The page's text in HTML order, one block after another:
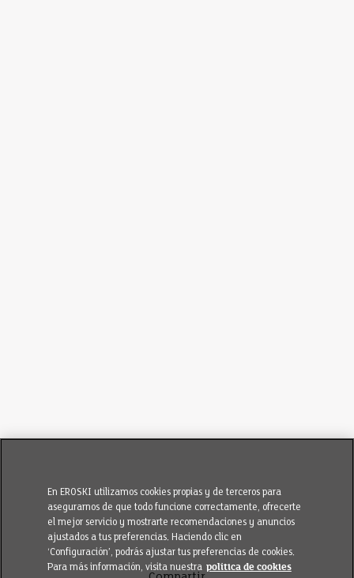
En EROSKI utilizamos cookies propias y de terceros para
asegurarnos de que todo funcione correctamente, ofrecerte
el mejor servicio y mostrarte recomendaciones y anuncios
ajustados a tus preferencias. Haciendo clic en
‘Configuración’, podrás ajustar tus preferencias de cookies.
Para más información, visita nuestra política de cookies